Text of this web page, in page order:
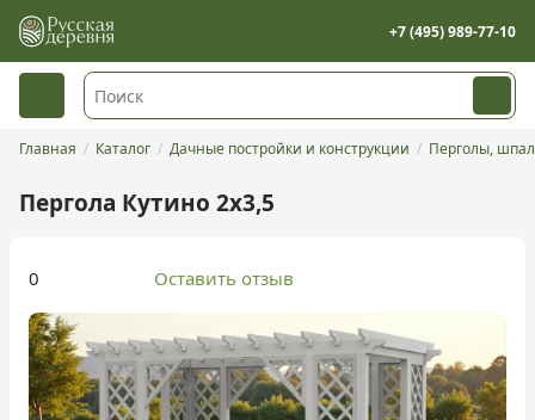
+7 (495) 989-77-10
Главная Каталог Дачные постройки и конструкции Перголы,
Пергола Кутино 2х3,5
0 Оставить отзыв